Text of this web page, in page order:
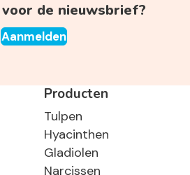
de nieuwsbrief?
Aanmelden
Producten
Tulpen
Hyacinthen
Gladiolen
Narcissen